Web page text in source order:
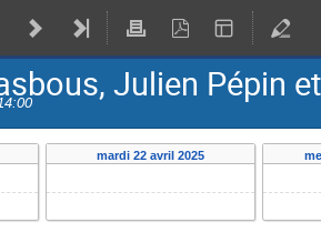
Julien Pépin
mardi 22 avril 2025